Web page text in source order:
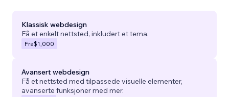
Klassisk webdesign
Få et enkelt nettsted, inkludert et tema.
Fra$1,000
Avansert webdesign
Få et nettsted med tilpassede visuelle elementer,
avanserte funksjoner med mer.